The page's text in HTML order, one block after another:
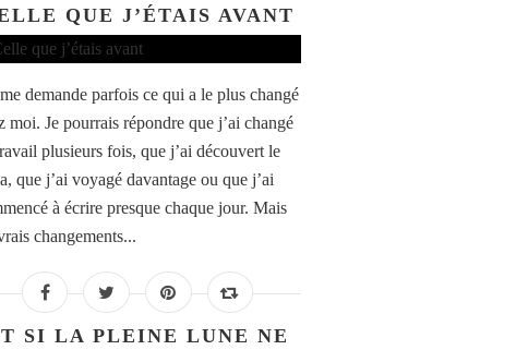
QUE J’ÉTAIS AVANT
demande parfois ce qui a le plus changé
moi. Je pourrais répondre que j’ai changé
plusieurs fois, que j’ai découvert le
que j’ai voyagé davantage ou que j’ai
à écrire presque chaque jour. Mais
changements...
SI LA PLEINE LUNE NE